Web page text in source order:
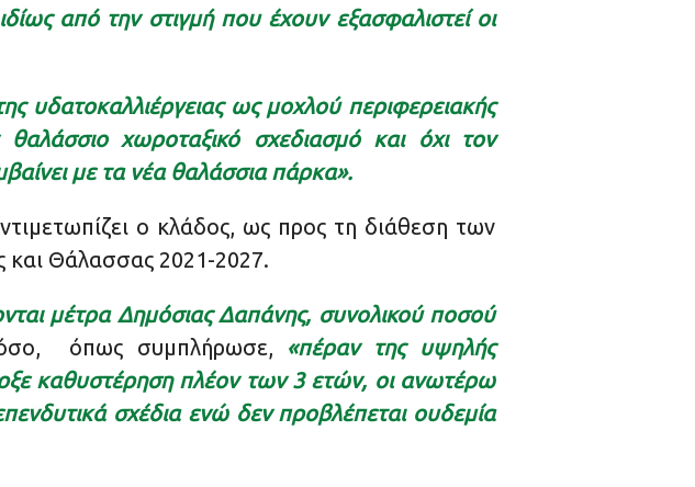
από την στιγμή που έχουν εξασφαλιστεί οι
υδατοκαλλιέργειας ως μοχλού περιφερειακής
χωροταξικό σχεδιασμό και όχι τον
με τα νέα θαλάσσια πάρκα».
ο κλάδος, ως προς τη διάθεση των
και Θάλασσας 2021-2027.
μέτρα Δημόσιας Δαπάνης, συνολικού ποσού
όπως συμπλήρωσε, «πέραν της υψηλής
καθυστέρηση πλέον των 3 ετών, οι ανωτέρω
σχέδια ενώ δεν προβλέπεται ουδεμία